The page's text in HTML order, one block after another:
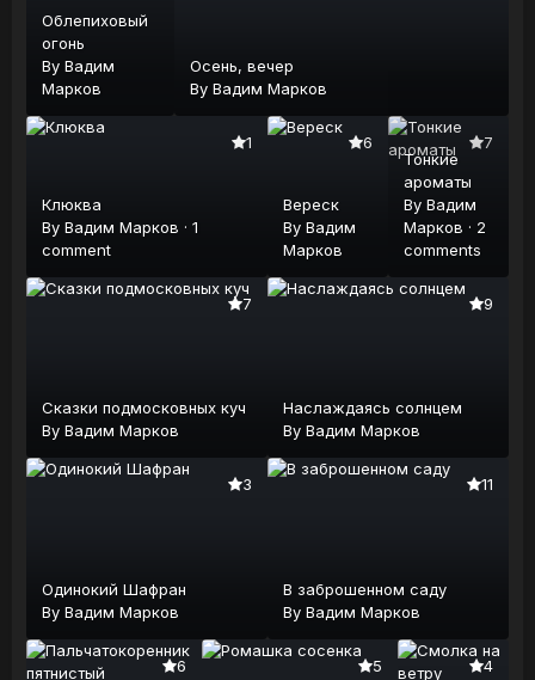
Облепиховый
огонь
By Вадим
Марков
Осень, вечер
ByВадим Марков
1
Клюква
By Вадим Марков · 1
comment
6
Вереск
By Вадим
Марков
7
Тонкие
ароматы
By Вадим
Марков · 2
comments
7
Сказки подмосковных куч
By Вадим Марков
9
Наслаждаясь солнцем
By Вадим Марков
3
Одинокий Шафран
By Вадим Марков
11
В заброшенном саду
By Вадим Марков
6 5 4